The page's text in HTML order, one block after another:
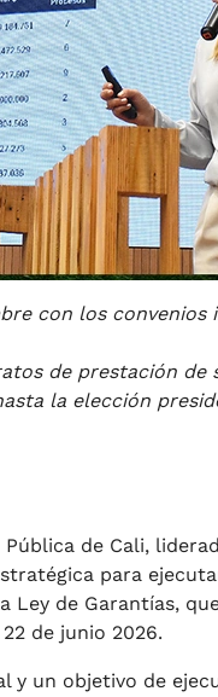
con los convenios
de prestación de
la elección
de Cali,
para
de Garantías,
de junio 2026.
y un objetivo de